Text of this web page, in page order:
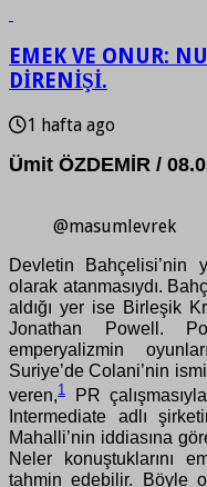
EMEK VE ONUR:
DİRENİŞİ.
1 hafta ago
Ümit ÖZDEMİR /
@masumlevrek
Devletin Bahçelisi’nin
olarak atanmasıydı.
aldığı yer ise Birleşik
Jonathan Powell.
emperyalizmin
Suriye’de Colani’nin
veren,1
PR
Intermediate adlı
Mahalli’nin iddiasına
Neler konuştuklarını
tahmin edebilir. Böyle